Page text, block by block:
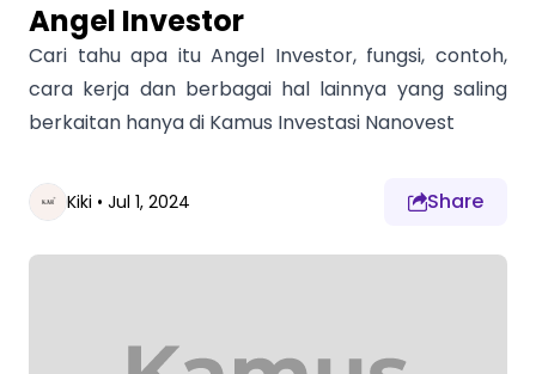
Angel Investor
Cari tahu apa itu Angel Investor, fungsi, contoh,
cara kerja dan berbagai hal lainnya yang saling
berkaitan hanya di Kamus Investasi Nanovest
Kiki • Jul 1, 2024 Share